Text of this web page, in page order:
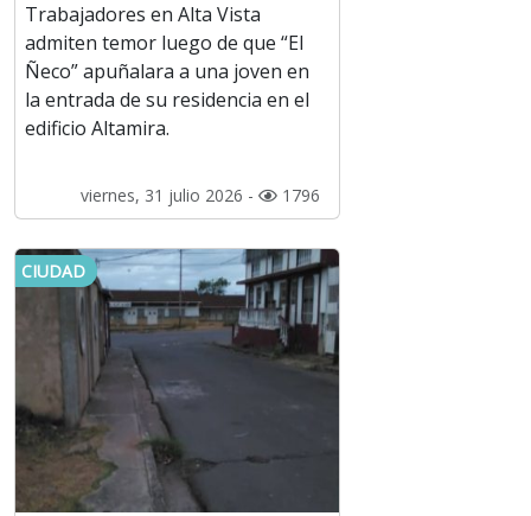
Trabajadores en Alta Vista
admiten temor luego de que “El
Ñeco” apuñalara a una joven en
la entrada de su residencia en el
edificio Altamira.
viernes, 31 julio 2026 - 1796
CIUDAD